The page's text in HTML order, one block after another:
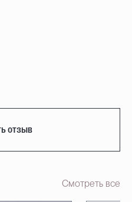
отзыв
Смотреть все